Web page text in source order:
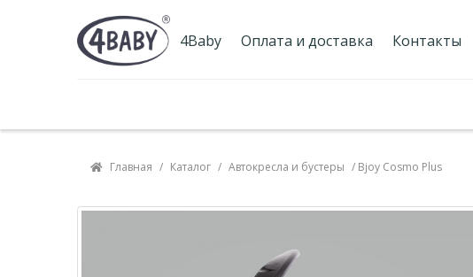
4Baby Оплата и доставка Контакты
Главная / Каталог / Автокресла и бустеры / Bjoy Cosmo Plus